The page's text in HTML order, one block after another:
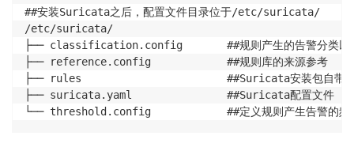
##安装Suricata之后，配置文件目录位于/etc/suricata/
/etc/suricata/
├── classification.config		##规则产生的告警分类以及等级的定义
├── reference.config		    ##规则库的来源参考
├── rules			            ##Suricata安装包自带的一些安全规则文件目录
├── suricata.yaml		        ##Suricata配置文件
└── threshold.config		    ##定义规则